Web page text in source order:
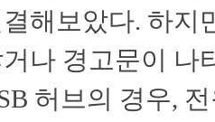
해보았다. 하지
나 경고문이 나
허브의 경우,